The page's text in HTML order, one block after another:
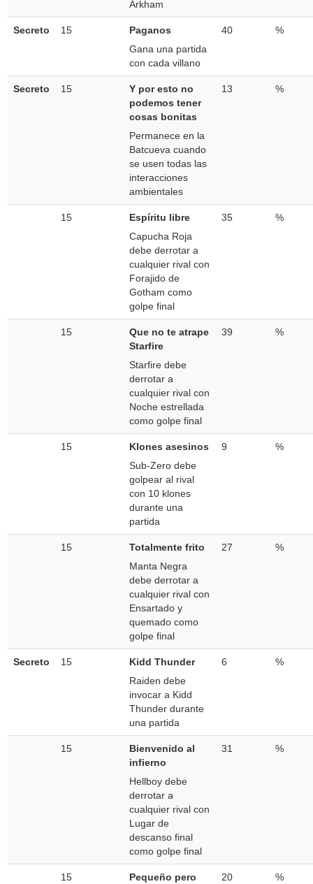
Arkham
Secreto 15
Paganos
Gana una partida
con cada villano
40 %
Secreto 15
Y por esto no
podemos tener
cosas bonitas
Permanece en la
Batcueva cuando
se usen todas las
interacciones
ambientales
13 %
15
Espíritu libre
Capucha Roja
debe derrotar a
cualquier rival con
Forajido de
Gotham como
golpe final
35 %
15
Que no te atrape
Starfire
Starfire debe
derrotar a
cualquier rival con
Noche estrellada
como golpe final
39 %
15
Klones asesinos
Sub-Zero debe
golpear al rival
con 10 klones
durante una
partida
9 %
15
Totalmente frito
Manta Negra
debe derrotar a
cualquier rival con
Ensartado y
quemado como
golpe final
27 %
Secreto 15
Kidd Thunder
Raiden debe
invocar a Kidd
Thunder durante
una partida
6 %
15
Bienvenido al
infierno
Hellboy debe
derrotar a
cualquier rival con
Lugar de
descanso final
como golpe final
31 %
15
Pequeño pero
20 %